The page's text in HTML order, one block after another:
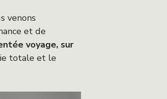
venons
et de
voyage, sur
totale et le